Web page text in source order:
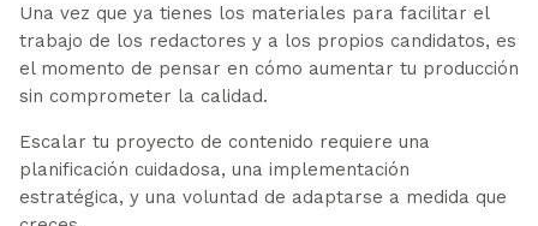
Una vez que ya tienes los materiales para facilitar el
trabajo de los redactores y a los propios candidatos, es
el momento de pensar en cómo aumentar tu producción
sin comprometer la calidad.
Escalar tu proyecto de contenido requiere una
planificación cuidadosa, una implementación
estratégica, y una voluntad de adaptarse a medida que